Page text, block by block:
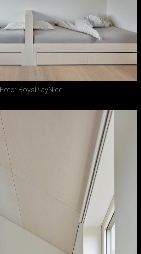
Foto: BoysPlayNice